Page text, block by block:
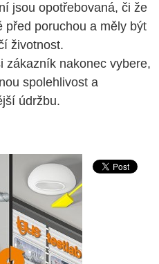
jsou opotřebovaná, či že
před poruchou a měly být
životnost.
zákazník nakonec vybere,
spolehlivost a
údržbu.